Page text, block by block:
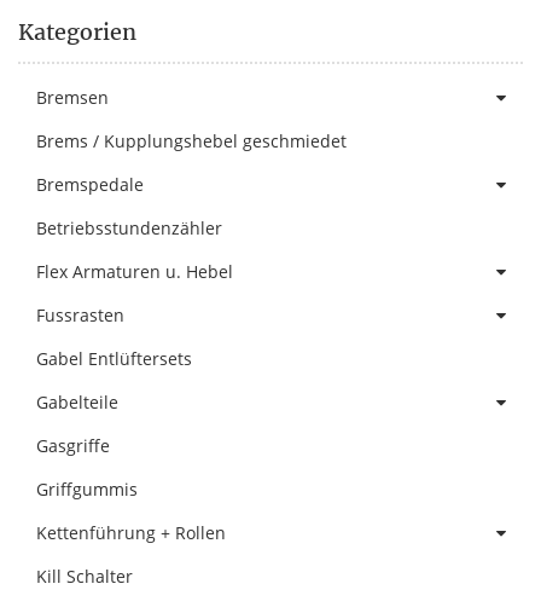
Kategorien
Bremsen
Brems / Kupplungshebel geschmiedet
Bremspedale
Betriebsstundenzähler
Flex Armaturen u. Hebel
Fussrasten
Gabel Entlüftersets
Gabelteile
Gasgriffe
Griffgummis
Kettenführung + Rollen
Kill Schalter